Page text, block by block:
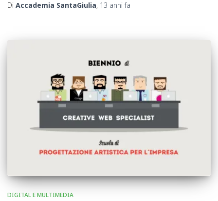
Di Accademia SantaGiulia, 13 anni fa
DIGITAL E MULTIMEDIA